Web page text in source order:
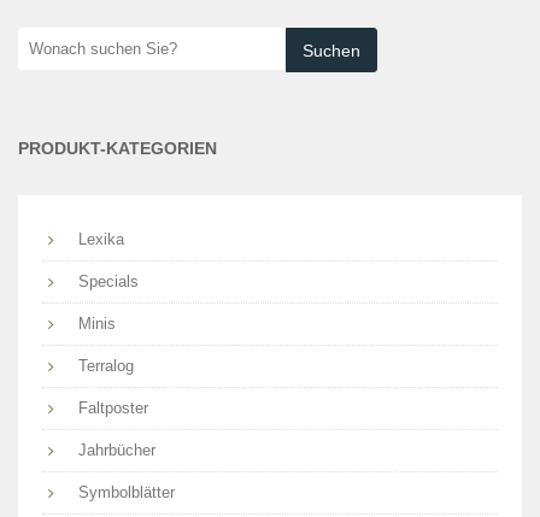
Wonach
PRODUKT-KATEGORIEN
Lexika
Specials
Minis
Terralog
Faltposter
Jahrbücher
Symbolblätter